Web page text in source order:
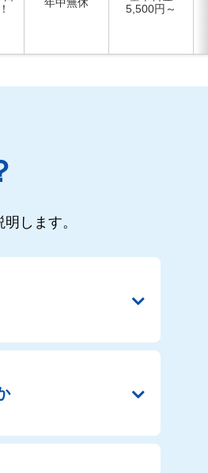
年中無休
5,500円～
します。